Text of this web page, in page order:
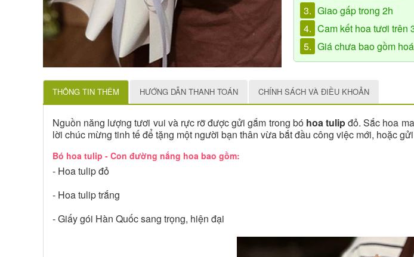
3. Giao gấp trong 2h
4. Cam kết hoa tươi trên
5. Giá chưa bao gồm
THÔNG TIN THÊM HƯỚNG DẪN THANH TOÁN CHÍNH SÁCH VÀ ĐIỀU KHOẢN
Nguồn năng lượng tươi vui và rực rỡ được gửi gắm trong bó hoa tulipđỏ. Sắc hoa
lời chúc mừng tinh tế để tặng một người bạn thân vừa bắt đầu công việc mới, hoặc
Bó hoa tulip - Con đường nắng hoa bao gồm:
- Hoa tulip đỏ
- Hoa tulip trắng
- Giấy gói Hàn Quốc sang trọng, hiện đại